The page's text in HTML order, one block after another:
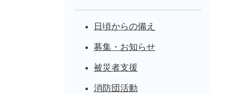
日頃からの備え
募集・お知らせ
被災者支援
消防団活動